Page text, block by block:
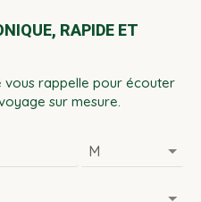
RAPIDE ET
rappelle pour écouter
sur mesure.